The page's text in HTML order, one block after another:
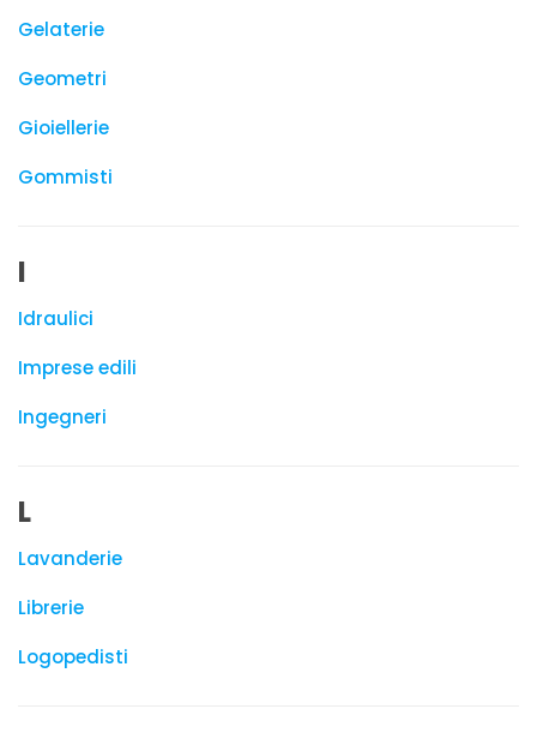
Gelaterie
Geometri
Gioiellerie
Gommisti
I
Idraulici
Imprese edili
Ingegneri
L
Lavanderie
Librerie
Logopedisti